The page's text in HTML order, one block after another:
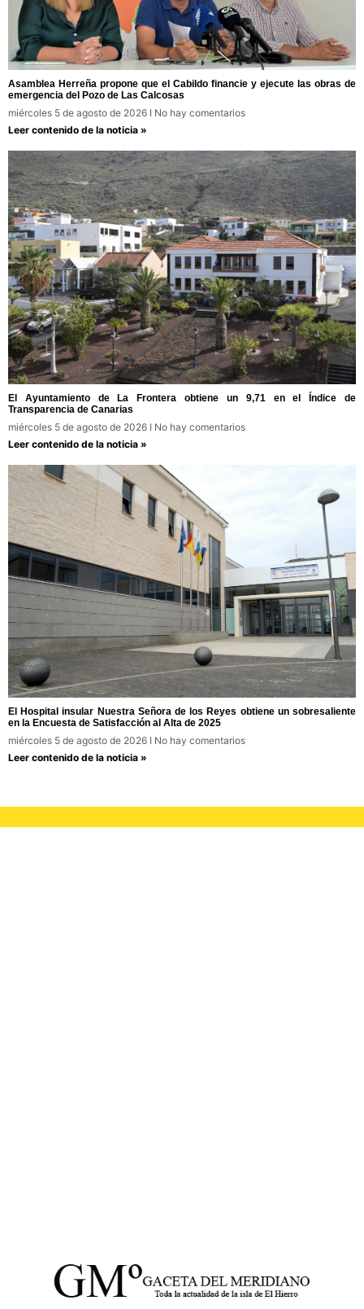
Asamblea Herreña propone que el Cabildo financie y ejecute las obras de
emergencia del Pozo de Las Calcosas
miércoles 5 de agosto de 2026
No hay comentarios
Leer contenido de la noticia »
El Ayuntamiento de La Frontera obtiene un 9,71 en el Índice de
Transparencia de Canarias
miércoles 5 de agosto de 2026
No hay comentarios
Leer contenido de la noticia »
El Hospital insular Nuestra Señora de los Reyes obtiene un sobresaliente
en la Encuesta de Satisfacción al Alta de 2025
miércoles 5 de agosto de 2026
No hay comentarios
Leer contenido de la noticia »